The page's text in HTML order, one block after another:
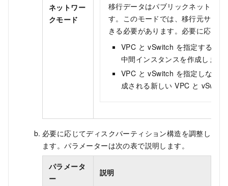
ネットワー
クモード
移行データはパブリックネットワ
す。このモードでは、移行元サー
きる必要があります。必要に応じ
VPC と vSwitch を指定する：
中間インスタンスを作成します
VPC と vSwitch を指定しない
成される新しい VPC と
必要に応じてディスクパーティション構造を調整し
ます。パラメーターは次の表で説明します。
パラメータ
ー
説明